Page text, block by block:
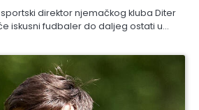
direktor njemačkog kluba Diter
iskusni fudbaler do daljeg ostati u…